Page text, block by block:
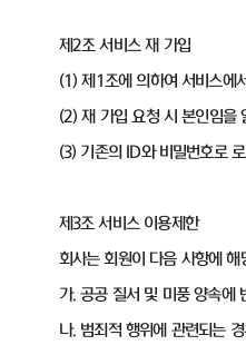
제2조 서비스 재 가입
(1) 제1조에 의하여 서비스에
(2) 재 가입 요청 시 본인임을
(3) 기존의 ID와 비밀번호로
제3조 서비스 이용제한
회사는 회원이 다음 사항에
가. 공공 질서 및 미풍 양속에
나. 범죄적 행위에 관련되는